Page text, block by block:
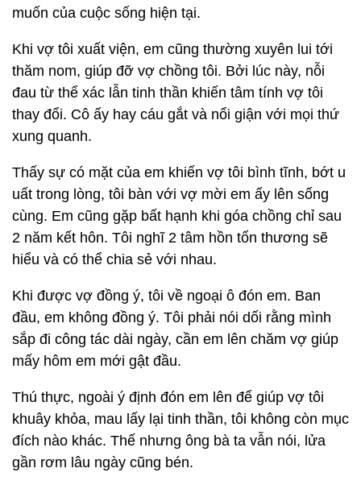
muốn của cuộc sống hiện tại.
Khi vợ tôi xuất viện, em cũng thường xuyên lui tới
thăm nom, giúp đỡ vợ chồng tôi. Bởi lúc này, nỗi
đau từ thể xác lẫn tinh thần khiến tâm tính vợ tôi
thay đổi. Cô ấy hay cáu gắt và nổi giận với mọi thứ
xung quanh.
Thấy sự có mặt của em khiến vợ tôi bình tĩnh, bớt u
uất trong lòng, tôi bàn với vợ mời em ấy lên sống
cùng. Em cũng gặp bất hạnh khi góa chồng chỉ sau
2 năm kết hôn. Tôi nghĩ 2 tâm hồn tổn thương sẽ
hiểu và có thể chia sẻ với nhau.
Khi được vợ đồng ý, tôi về ngoại ô đón em. Ban
đầu, em không đồng ý. Tôi phải nói dối rằng mình
sắp đi công tác dài ngày, cần em lên chăm vợ giúp
mấy hôm em mới gật đầu.
Thú thực, ngoài ý định đón em lên để giúp vợ tôi
khuây khỏa, mau lấy lại tinh thần, tôi không còn mục
đích nào khác. Thế nhưng ông bà ta vẫn nói, lửa
gần rơm lâu ngày cũng bén.